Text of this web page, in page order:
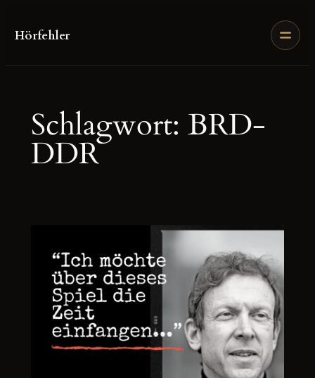
Inhalt
Hörfehler
Schlagwort: BRD-
DDR